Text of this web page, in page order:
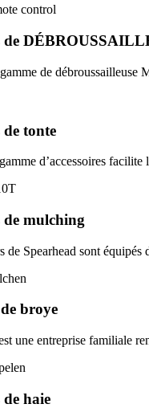
de
de débroussailleuse
tonte
d’accessoires facilite
de mulching
de Spearhead sont équipés
broye
une entreprise familiale
haie